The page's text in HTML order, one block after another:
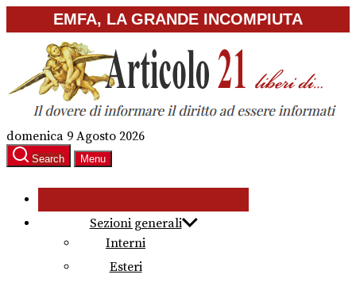
to
content
EMFA, LA GRANDE INCOMPIUTA
domenica 9 Agosto 2026
Search Menu
Sezioni generali
Interni
Esteri